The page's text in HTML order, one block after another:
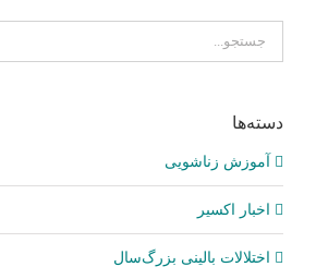
دسته‌ها
آموزش زناشویی
اخبار اکسیر
اختلالات بالینی بزرگ‌سال